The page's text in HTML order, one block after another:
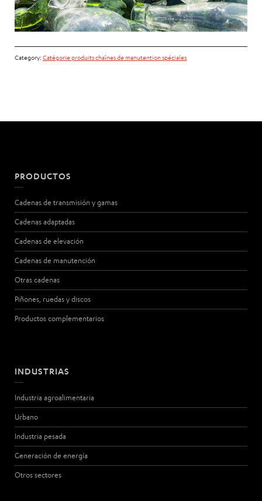
Category: Catégorie produits chaînes de manutention spéciales
PRODUCTOS
Cadenas de transmisión y gamas
Cadenas adaptadas
Cadenas de elevación
Cadenas de manutención
Otras cadenas
Piñones, ruedas y discos
Productos complementarios
INDUSTRIAS
Industria agroalimentaria
Urbano
Industria pesada
Generación de energía
Otros sectores